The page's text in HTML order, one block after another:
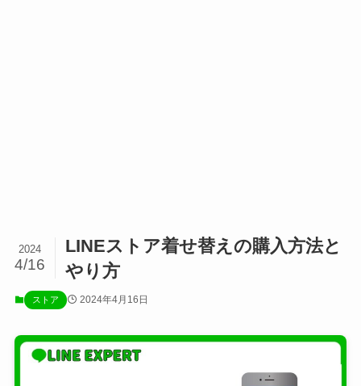
LINEストア着せ替えの購入方法と
やり方
2024
4/16
ストア 2024年4月16日